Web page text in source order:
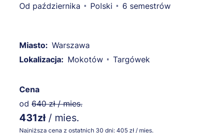
Od października
Polski 6 semestrów
Miasto: Warszawa
Lokalizacja: Mokotów Targówek
Cena
od 640 zł / mies.
431zł / mies.
Najniższa cena z ostatnich 30 dni: 405 zł / mies.